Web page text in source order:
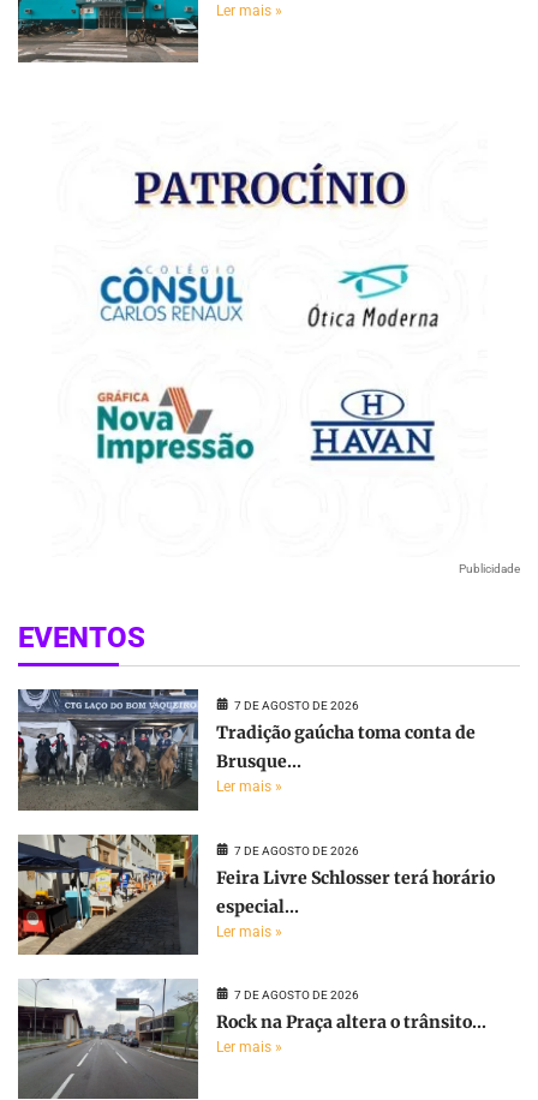
Ler mais »
Publicidade
EVENTOS
7 DE AGOSTO DE 2026
Tradição gaúcha toma conta de
Brusque...
Ler mais »
7 DE AGOSTO DE 2026
Feira Livre Schlosser terá horário
especial...
Ler mais »
7 DE AGOSTO DE 2026
Rock na Praça altera o trânsito...
Ler mais »